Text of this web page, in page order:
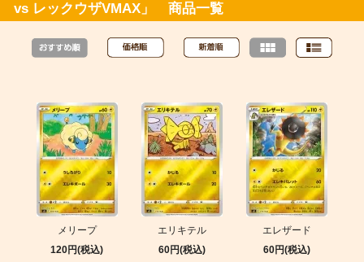
vs レックウザVMAX」 商品一覧
メリープ
120円(税込)
エリキテル
60円(税込)
エレザード
60円(税込)